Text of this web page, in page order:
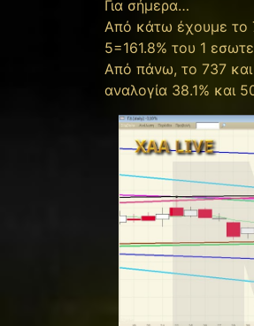
Για σήμερα…
Από κάτω έχουμε το
5=161.8% του 1
Από πάνω, το 737 και
αναλογία 38.1% και